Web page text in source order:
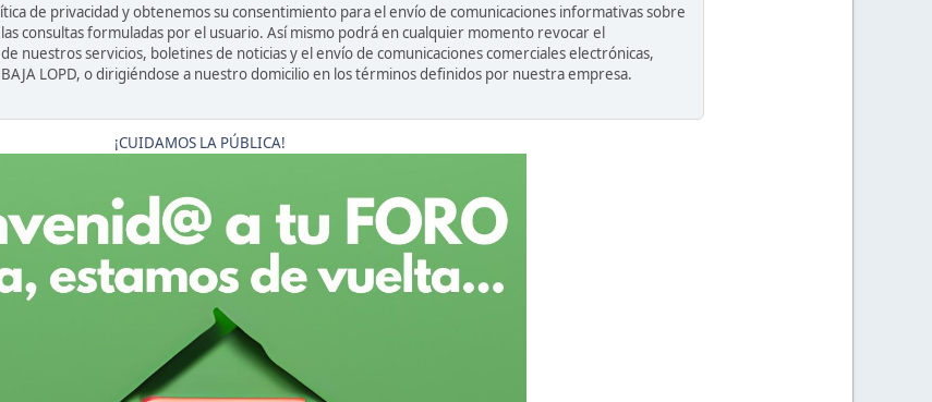
de privacidad y obtenemos su consentimiento para el envío de comunicaciones informativas sobre
consultas formuladas por el usuario. Así mismo podrá en cualquier momento revocar el
nuestros servicios, boletines de noticias y el envío de comunicaciones comerciales electrónicas,
LOPD, o dirigiéndose a nuestro domicilio en los términos definidos por nuestra empresa.
¡CUIDAMOS LA PÚBLICA!